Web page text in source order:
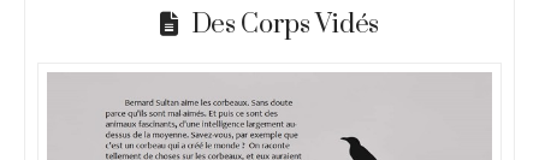
Des Corps Vidés